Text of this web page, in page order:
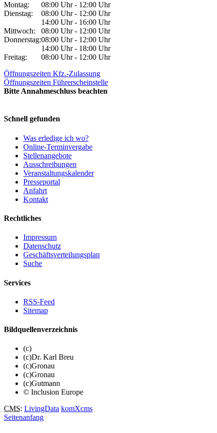
Montag:
08:00 Uhr - 12:00 Uhr
Dienstag:
08:00 Uhr - 12:00 Uhr
14:00 Uhr - 16:00 Uhr
Mittwoch:
08:00 Uhr - 12:00 Uhr
Donnerstag:08:00 Uhr - 12:00 Uhr
14:00 Uhr - 18:00 Uhr
Freitag:
08:00 Uhr - 12:00 Uhr
Öffnungszeiten Kfz.-Zulassung
Öffnungszeiten Führerscheinstelle
Bitte Annahmeschluss beachten
Schnell gefunden
Was erledige ich wo?
Online-Terminvergabe
Stellenangebote
Ausschreibungen
Veranstaltungskalender
Presseportal
Anfahrt
Kontakt
Rechtliches
Impressum
Datenschutz
Geschäftsverteilungsplan
Suche
Services
RSS-Feed
Sitemap
Bildquellenverzeichnis
(c)
(c)Dr. Karl Breu
(c)Gronau
(c)Gronau
(c)Gutmann
© Inclusion Europe
CMS: LivingData komXcms
Seitenanfang